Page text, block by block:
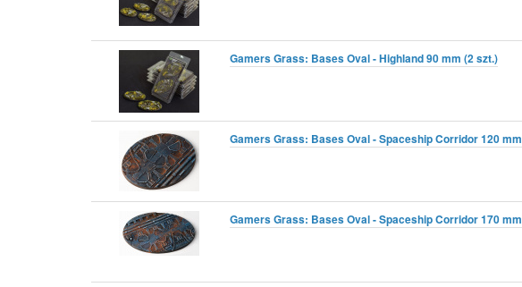
Gamers Grass: Bases Oval - Highland 90 mm (2 szt.)
Gamers Grass: Bases Oval - Spaceship Corridor 120 mm
Gamers Grass: Bases Oval - Spaceship Corridor 170 mm